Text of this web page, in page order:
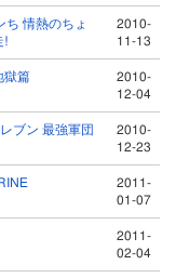
ち 情熱のちょ
!
2010-
11-13
獄篇
2010-
12-04
ブン 最強軍団
2010-
12-23
2011-
01-07
2011-
02-04